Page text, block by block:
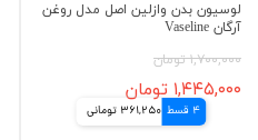
لوسیون بدن وازلین اصل مدل روغن
آرگان Vaseline
۱,۷۰۰,۰۰۰ تومان
۱,۴۴۵,۰۰۰ تومان
4 قسط 361,250 تومانی